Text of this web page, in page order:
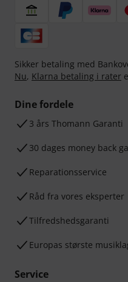
Sikker betaling med
Nu, Klarna betaling i rater
Dine fordele
3 års Thomann Garanti
30 dages money back
Reparationsservice
Råd fra vores eksperter
Tilfredshedsgaranti
Europas største
Service